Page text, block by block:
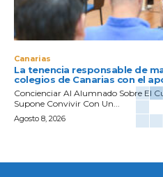
Canarias
La tenencia responsable de
colegios de Canarias con el
Concienciar Al Alumnado Sobre El
Supone Convivir Con Un...
Agosto 8, 2026